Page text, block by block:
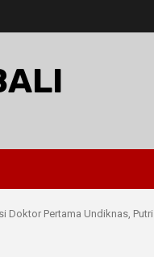
Doktor Pertama Undiknas,